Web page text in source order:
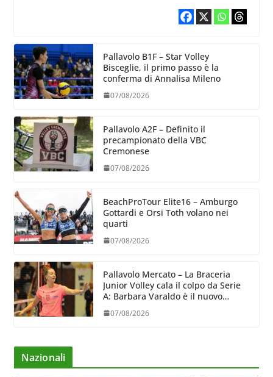
Pallavolo B1F – Star Volley
Bisceglie, il primo passo è la
conferma di Annalisa Mileno
07/08/2026
Pallavolo A2F – Definito il
precampionato della VBC
Cremonese
07/08/2026
BeachProTour Elite16 – Amburgo
Gottardi e Orsi Toth volano nei
quarti
07/08/2026
Pallavolo Mercato – La Braceria
Junior Volley cala il colpo da Serie
A: Barbara Varaldo è il nuovo
07/08/2026
Nazionali